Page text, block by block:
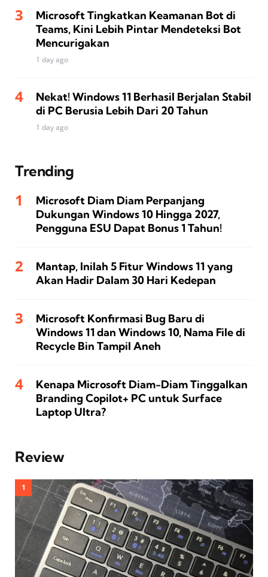
Microsoft Tingkatkan Keamanan Bot di
Teams, Kini Lebih Pintar Mendeteksi Bot
Mencurigakan
1 day ago
Nekat! Windows 11 Berhasil Berjalan Stabil
di PC Berusia Lebih Dari 20 Tahun
1 day ago
Trending
Microsoft Diam Diam Perpanjang
Dukungan Windows 10 Hingga 2027,
Pengguna ESU Dapat Bonus 1 Tahun!
Mantap, Inilah 5 Fitur Windows 11 yang
Akan Hadir Dalam 30 Hari Kedepan
Microsoft Konfirmasi Bug Baru di
Windows 11 dan Windows 10, Nama File di
Recycle Bin Tampil Aneh
Kenapa Microsoft Diam-Diam Tinggalkan
Branding Copilot+ PC untuk Surface
Laptop Ultra?
Review